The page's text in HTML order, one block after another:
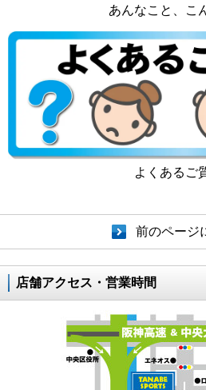
あんなこと、こ
よくあるご
前のページ
店舗アクセス・営業時間